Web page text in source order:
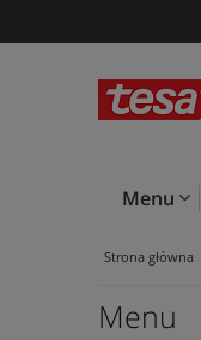
Menu
Strona główna
Menu